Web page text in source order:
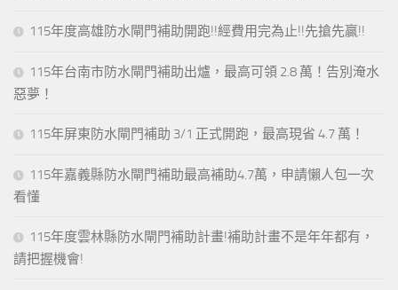
115年度高雄防水閘門補助開跑!!經費用完為止!!先搶先贏!!
115年台南市防水閘門補助出爐，最高可領 2.8 萬！告別淹水
惡夢！
115年屏東防水閘門補助 3/1 正式開跑，最高現省 4.7 萬！
115年嘉義縣防水閘門補助最高補助4.7萬，申請懶人包一次
看懂
115年度雲林縣防水閘門補助計畫!補助計畫不是年年都有，
請把握機會!